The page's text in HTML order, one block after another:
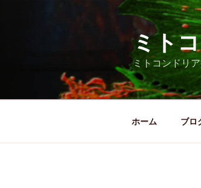
ミト
ミトコンドリ
ホーム ブロ